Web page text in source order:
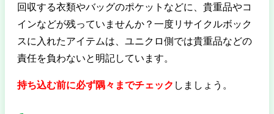
回収する衣類やバッグのポケットなどに、貴重品やコ
インなどが残っていませんか？一度リサイクルボック
スに入れたアイテムは、ユニクロ側では貴重品などの
責任を負わないと明記しています。
持ち込む前に必ず隅々までチェック しましょう。